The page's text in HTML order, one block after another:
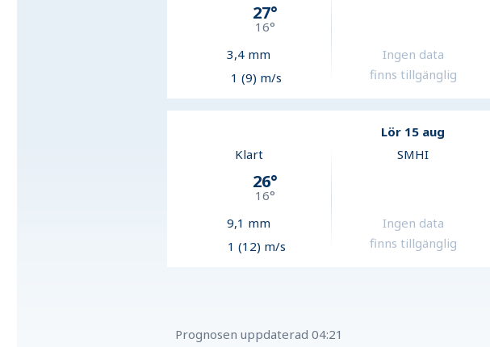
27°
16°
3,4 mm
1 (9) m/s
Ingen data
finns tillgänglig
Lör 15 aug
Klart
26°
16°
9,1 mm
1 (12) m/s
SMHI
Ingen data
finns tillgänglig
Prognosen uppdaterad 04:21